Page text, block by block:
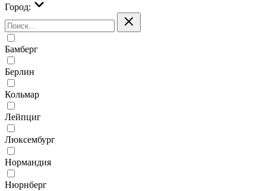
Город:
Бамберг
Берлин
Кольмар
Лейпциг
Люксембург
Нормандия
Нюрнберг